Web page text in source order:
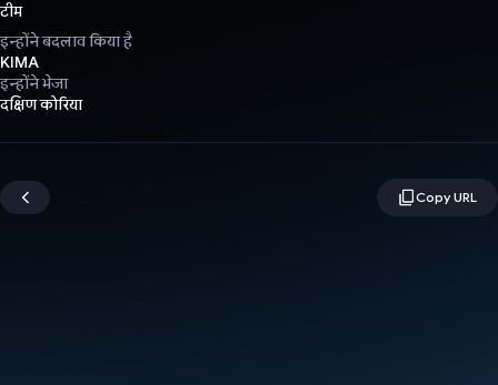
टीम
इन्होंने बदलाव किया है
KIMA
इन्होंने भेजा
दक्षिण कोरिया